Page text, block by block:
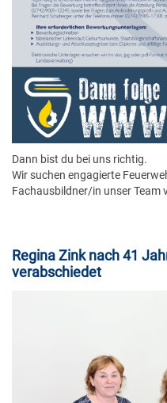
Dann bist du bei uns richtig.
Wir suchen engagierte
Fachausbildner/in unser Team
Regina Zink nach 41
verabschiedet